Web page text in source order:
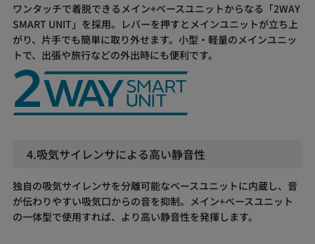
ワンタッチで着脱できるメイン+ベースユニットからなる「2WAY
SMART UNIT」を採用。レバーを押すとメインユニットが立ち上
がり、片手でも簡単に取り外せます。小型・軽量のメインユニッ
トで、出張や旅行などの外出時にも便利です。
4.吸気サイレンサによる高い静音性
独自の吸気サイレンサを分離可能なベースユニットに内蔵し、音
が伝わりやすい吸気口からの音を抑制。メイン+ベースユニット
の一体型で使用すれば、より高い静音性を発揮します。